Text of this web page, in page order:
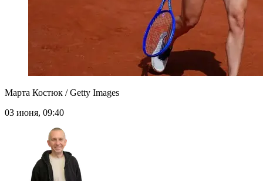
Марта Костюк / Getty Images
03 июня, 09:40